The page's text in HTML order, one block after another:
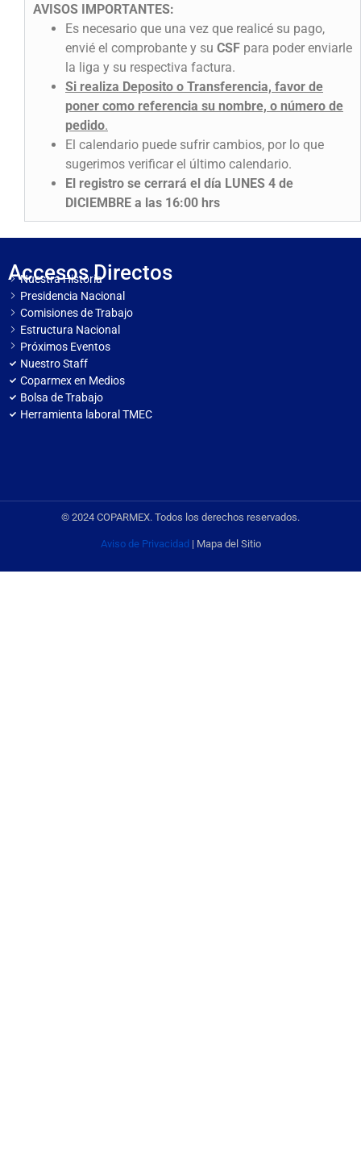
AVISOS IMPORTANTES:
Es necesario que una vez que realicé su pago,
envié el comprobante y su CSF para poder enviarle
la liga y su respectiva factura.
Si realiza Deposito o Transferencia, favor de
poner como referencia su nombre, o número de
pedido.
El calendario puede sufrir cambios, por lo que
sugerimos verificar el último calendario.
El registro se cerrará el día LUNES 4 de
DICIEMBRE a las 16:00 hrs
Accesos Directos
Nuestra Historia
Presidencia Nacional
Comisiones de Trabajo
Estructura Nacional
Próximos Eventos
Nuestro Staff
Coparmex en Medios
Bolsa de Trabajo
Herramienta laboral TMEC
© 2024 COPARMEX. Todos los derechos reservados.
Aviso de Privacidad | Mapa del Sitio